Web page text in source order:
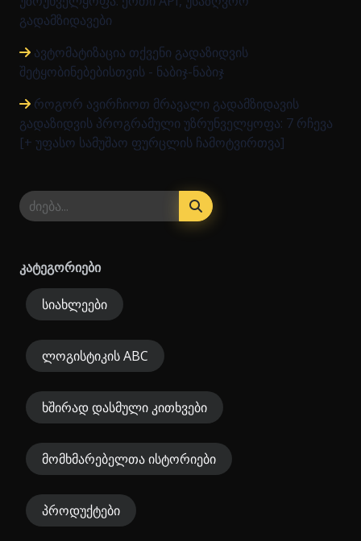
გადამზიდავები
ავტომატიზაცია თქვენი გადაზიდვის
შეტყობინებებისთვის - ნაბიჯ-ნაბიჯ
როგორ ავირჩიოთ მრავალი გადამზიდავის
გადაზიდვის პროგრამული უზრუნველყოფა: 7 რჩევა
[+ უფასო სამუშაო ფურცლის ჩამოტვირთვა]
კატეგორიები
სიახლეები
ლოგისტიკის ABC
ხშირად დასმული კითხვები
მომხმარებელთა ისტორიები
პროდუქტები